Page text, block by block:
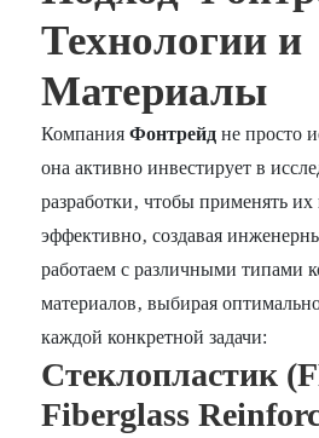
Технологии и
Материалы
КомпанияФонтрейдне просто
она активно инвестирует в
разработки‚ чтобы применять их
эффективно‚ создавая
работаем с различными типами
материалов‚ выбирая
каждой конкретной задачи:
Стеклопластик
Fiberglass